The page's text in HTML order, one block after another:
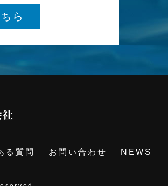
ら
る質問 お問い合わせ NEWS